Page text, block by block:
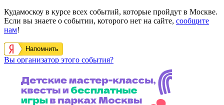
Кудамоскоу в курсе всех событий, которые пройдут в Москве.
Если вы знаете о событии, которого нет на сайте, сообщите
нам!
Напомнить
Вы организатор этого события?